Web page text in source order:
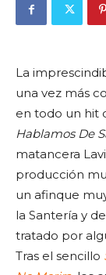
La
una vez más
en todo un hit
Hablamos De
matancera
producción
un afinque
la Santería y
tratado por
Tras el sencillo